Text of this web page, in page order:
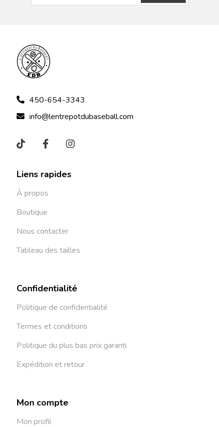
450-654-3343
info@lentrepotdubaseball.com
Liens rapides
À propos
Boutique
Nous contacter
Tableau des tailles
Confidentialité
Politique de confidentialité
Termes et conditions
Politique du plus bas prix garanti
Expédition et retour
Mon compte
Mon profil